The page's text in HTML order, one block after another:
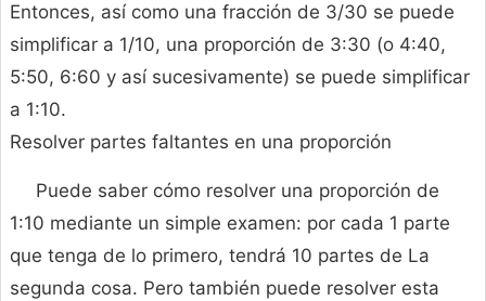
Entonces, así como una fracción de 3/30 se puede
simplificar a 1/10, una proporción de 3:30 (o 4:40,
5:50, 6:60 y así sucesivamente) se puede simplificar
a 1:10.
Resolver partes faltantes en una proporción
Puede saber cómo resolver una proporción de
1:10 mediante un simple examen: por cada 1 parte
que tenga de lo primero, tendrá 10 partes de La
segunda cosa. Pero también puede resolver esta